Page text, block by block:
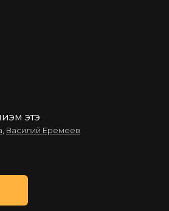
этэ
Василий Еремеев